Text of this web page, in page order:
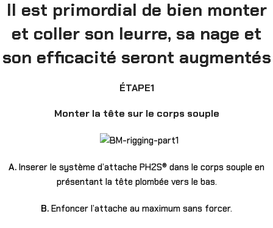
Il est primordial de bien monter
et coller son leurre, sa nage et
son efficacité seront augmentés
ÉTAPE1
Monter la tête sur le corps souple
A. Inserer le système d’attache PH2S® dans le corps souple en
présentant la tête plombée vers le bas.
B. Enfoncer l’attache au maximum sans forcer.